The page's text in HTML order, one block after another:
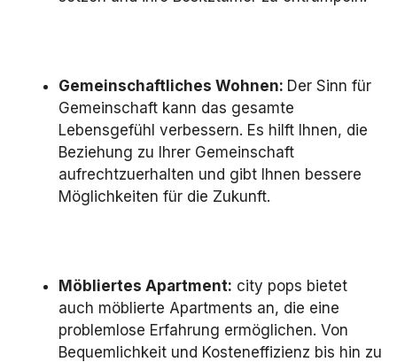
Gemeinschaftliches Wohnen: Der Sinn für
Gemeinschaft kann das gesamte
Lebensgefühl verbessern. Es hilft Ihnen, die
Beziehung zu Ihrer Gemeinschaft
aufrechtzuerhalten und gibt Ihnen bessere
Möglichkeiten für die Zukunft.
Möbliertes Apartment: city pops bietet
auch möblierte Apartments an, die eine
problemlose Erfahrung ermöglichen. Von
Bequemlichkeit und Kosteneffizienz bis hin zu